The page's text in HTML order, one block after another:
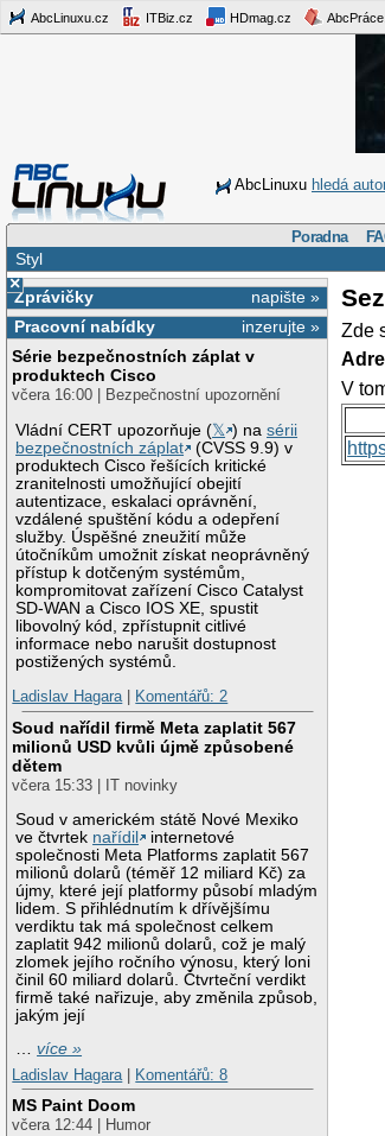
AbcLinuxu.cz ITBiz.cz HDmag.cz
AbcLinuxu hledá
Poradna
Styl
×
napište »
Zprávičky
inzerujte »
Pracovní nabídky
Série bezpečnostních záplat v
produktech Cisco
včera 16:00 | Bezpečnostní upozornění
Vládní CERT upozorňuje (𝕏 ) nasérii
bezpečnostních záplat
(CVSS 9.9) v
produktech Cisco řešících kritické
zranitelnosti umožňující obejití
autentizace, eskalaci oprávnění,
vzdálené spuštění kódu a odepření
služby. Úspěšné zneužití může
útočníkům umožnit získat neoprávněný
přístup k dotčeným systémům,
kompromitovat zařízení Cisco Catalyst
SD-WAN a Cisco IOS XE, spustit
libovolný kód, zpřístupnit citlivé
informace nebo narušit dostupnost
postižených systémů.
Ladislav Hagara| Komentářů: 2
Soud nařídil firmě Meta zaplatit 567
milionů USD kvůli újmě způsobené
dětem
včera 15:33 | IT novinky
Soud v americkém státě Nové Mexiko
ve čtvrtek nařídil
internetové
společnosti Meta Platforms zaplatit 567
milionů dolarů (téměř 12 miliard Kč) za
újmy, které její platformy působí mladým
lidem. S přihlédnutím k dřívějšímu
verdiktu tak má společnost celkem
zaplatit 942 milionů dolarů, což je malý
zlomek jejího ročního výnosu, který loni
činil 60 miliard dolarů. Čtvrteční verdikt
firmě také nařizuje, aby změnila způsob,
jakým její
…více »
Ladislav Hagara
Komentářů: 8
MS Paint Doom
včera 12:44 | Humor
Zde
V